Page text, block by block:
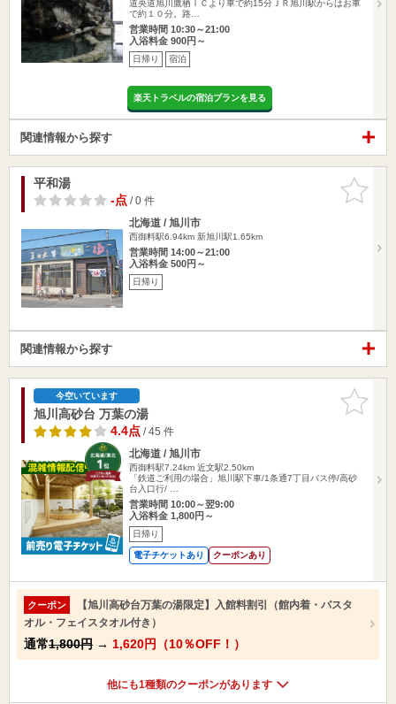
道央道旭川鷹栖ＩＣより車で約15分ＪＲ旭川駅からはお車
で約１０分。路…
営業時間 10:30～21:00
入浴料金 900円～
日帰り 宿泊
楽天トラベルの宿泊プランを見る
関連情報から探す
お気に入
りに追加
平和湯
-点/ 0 件
北海道 / 旭川市
西御料駅6.94km 新旭川駅1.65km
営業時間 14:00～21:00
入浴料金 500円～
日帰り
関連情報から探す
お気に入
りに追加
今空いています
旭川高砂台 万葉の湯
4.4点/ 45 件
北海道 / 旭川市
西御料駅7.24km 近文駅2.50km
「鉄道ご利用の場合」旭川駅下車/1条通7丁目バス停/高砂
台入口行/ …
営業時間 10:00～翌9:00
入浴料金 1,800円～
日帰り
電子チケットあり クーポンあり
クーポン
【旭川高砂台万葉の湯限定】入館料割引（館内着・バスタ
オル・フェイスタオル付き）
通常1,800円 → 1,620円（10％OFF！）
他にも1種類のクーポンがあります